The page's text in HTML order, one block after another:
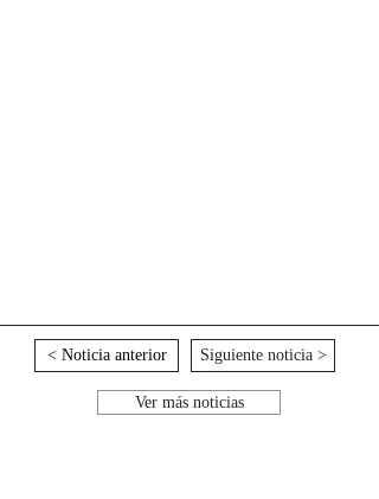
< Noticia anterior Siguiente noticia >
Ver más noticias